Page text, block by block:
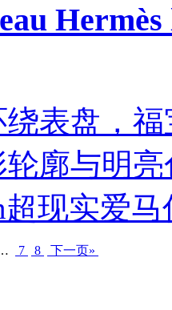
表盘，
廓与明亮
超现实爱
7 8 下一页»